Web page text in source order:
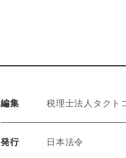
編集 税理士法人タクト
発行 日本法令